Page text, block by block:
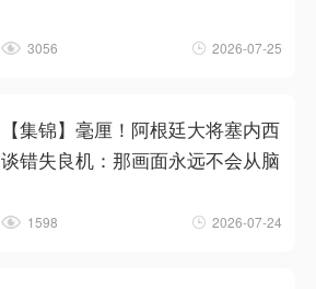
3056 2026-07-25
【集锦】毫厘！阿根廷大将塞内西
谈错失良机：那画面永远不会从脑
1598 2026-07-24